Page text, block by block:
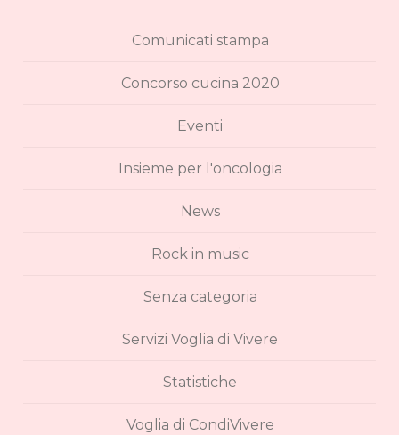
Comunicati stampa
Concorso cucina 2020
Eventi
Insieme per l'oncologia
News
Rock in music
Senza categoria
Servizi Voglia di Vivere
Statistiche
Voglia di CondiVivere